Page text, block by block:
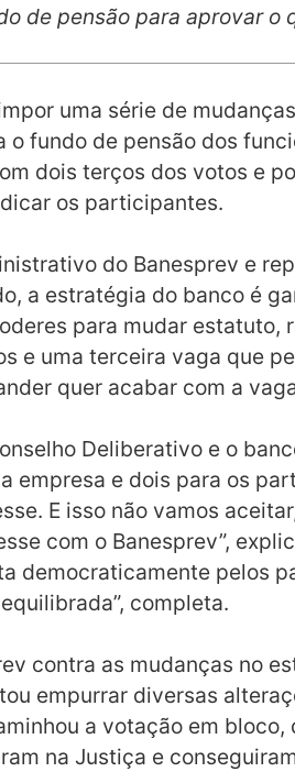
de pensão para aprovar o
uma série de
fundo de pensão dos
dois terços dos votos e
os participantes.
do Banesprev e
a estratégia do banco é
para mudar estatuto,
e uma terceira vaga que
quer acabar com a
Deliberativo e o
empresa e dois para os
E isso não vamos
com o Banesprev”,
democraticamente pelos
completa.
contra as mudanças no
empurrar diversas
a votação em
na Justiça e